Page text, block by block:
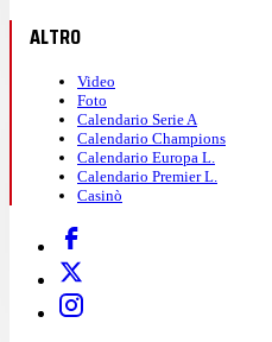
ALTRO
Video
Foto
Calendario Serie A
Calendario Champions
Calendario Europa L.
Calendario Premier L.
Casinò